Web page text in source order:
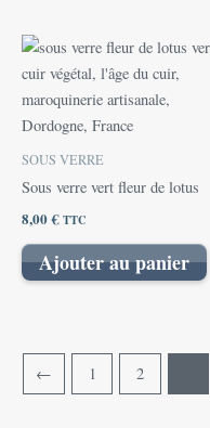
SOUS VERRE
Sous verre vert fleur de lotus
8,00€TTC
Ajouter au panier
← 1 2